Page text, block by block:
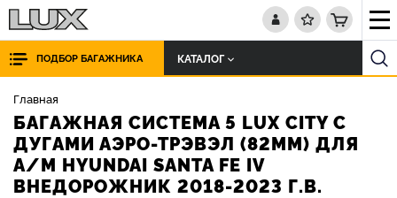
ПОДБОР БАГАЖНИКА КАТАЛОГ
Главная
БАГАЖНАЯ СИСТЕМА 5 LUX CITY С
ДУГАМИ АЭРО-ТРЭВЭЛ (82ММ) ДЛЯ
А/М HYUNDAI SANTA FE IV
ВНЕДОРОЖНИК 2018-2023 Г.В.